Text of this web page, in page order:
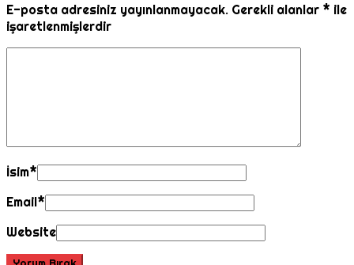
E-posta adresiniz yayınlanmayacak. Gerekli alanlar * ile
işaretlenmişlerdir
İsim*
Email*
Website